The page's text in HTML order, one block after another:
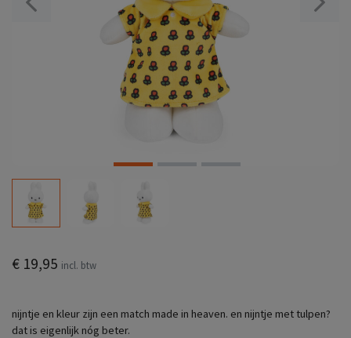
€ 19,95 incl. btw
nijntje en kleur zijn een match made in heaven. en nijntje met tulpen?
dat is eigenlijk nóg beter.